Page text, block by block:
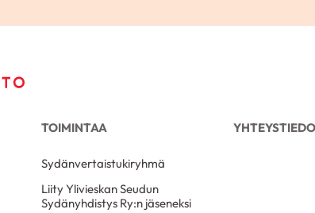
TOIMINTAA
Sydänvertaistukiryhmä
Liity Ylivieskan Seudun
Sydänyhdistys Ry:n jäseneksi